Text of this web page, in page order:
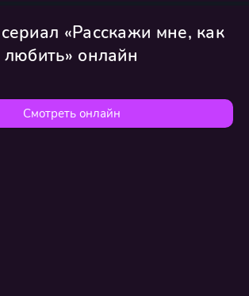
«Расскажи мне, как
любить» онлайн
Смотреть онлайн